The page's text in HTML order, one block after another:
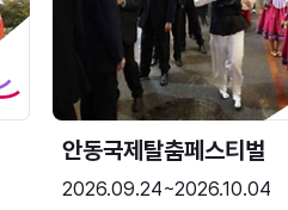
안동국제탈춤페스티벌
2026.09.24~2026.10.04